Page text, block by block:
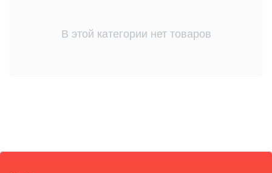
В этой категории нет товаров